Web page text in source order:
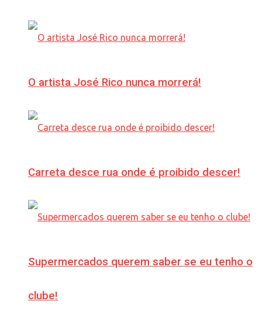
O artista José Rico nunca morrerá!
Carreta desce rua onde é proibido descer!
Supermercados querem saber se eu tenho o
clube!